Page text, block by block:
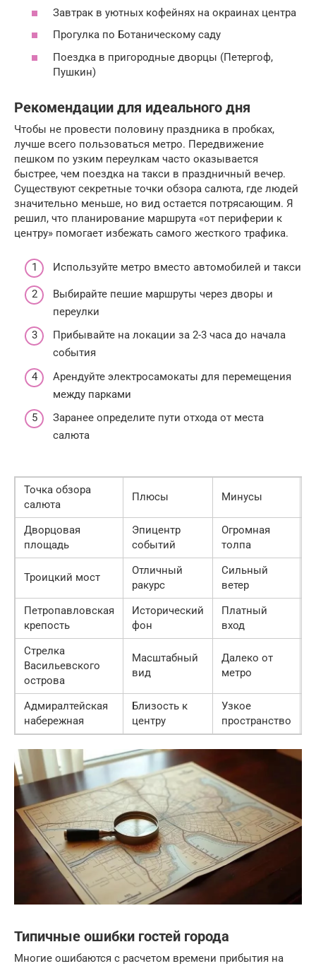
Завтрак в уютных кофейнях на окраинах центра
Прогулка по Ботаническому саду
Поездка в пригородные дворцы (Петергоф,
Пушкин)
Рекомендации для идеального дня
Чтобы не провести половину праздника в пробках,
лучше всего пользоваться метро. Передвижение
пешком по узким переулкам часто оказывается
быстрее, чем поездка на такси в праздничный вечер.
Существуют секретные точки обзора салюта, где людей
значительно меньше, но вид остается потрясающим. Я
решил, что планирование маршрута «от периферии к
центру» помогает избежать самого жесткого трафика.
Используйте метро вместо автомобилей и такси
Выбирайте пешие маршруты через дворы и
переулки
Прибывайте на локации за 2-3 часа до начала
события
Арендуйте электросамокаты для перемещения
между парками
Заранее определите пути отхода от места
салюта
Точка обзора
салюта
Плюсы Минусы
Дворцовая
площадь
Эпицентр
событий
Огромная
толпа
Троицкий мост
Отличный
ракурс
Сильный
ветер
Петропавловская
крепость
Исторический
фон
Платный
вход
Стрелка
Васильевского
острова
Масштабный
вид
Далеко от
метро
Адмиралтейская
набережная
Близость к
центру
Узкое
пространство
Типичные ошибки гостей города
Многие ошибаются с расчетом времени прибытия на